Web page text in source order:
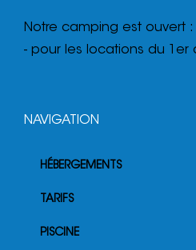
Notre camping est ouvert :
- pour les locations du 1er
NAVIGATION
HÉBERGEMENTS
TARIFS
PISCINE